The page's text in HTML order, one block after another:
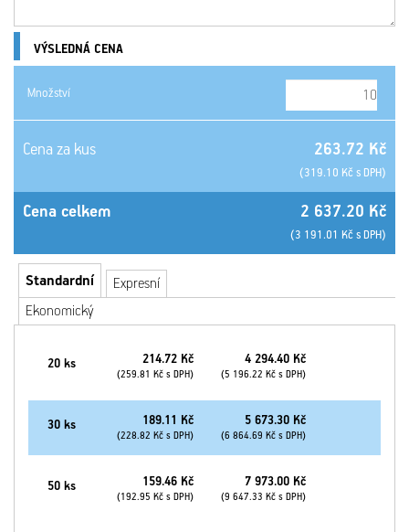
VÝSLEDNÁ CENA
Množství
Cena za kus 263.72 Kč
(319.10 Kč s DPH)
Cena celkem 2 637.20 Kč
(3 191.01 Kč s DPH)
Standardní
Expresní
Ekonomický
20 ks 214.72 Kč
(259.81 Kč s DPH)
4 294.40 Kč
(5 196.22 Kč s DPH)
30 ks 189.11 Kč
(228.82 Kč s DPH)
5 673.30 Kč
(6 864.69 Kč s DPH)
50 ks 159.46 Kč
(192.95 Kč s DPH)
7 973.00 Kč
(9 647.33 Kč s DPH)